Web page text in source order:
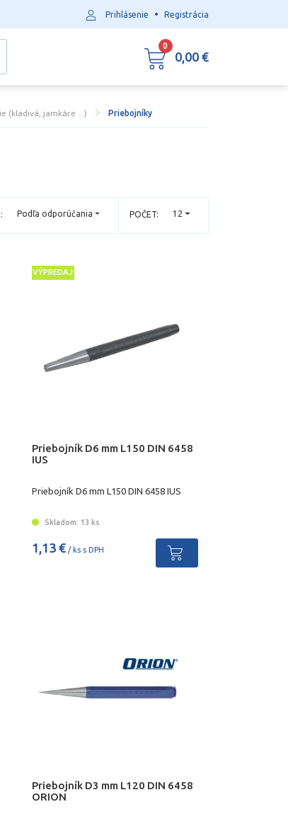
(kladivá, jamkáre ...) Priebojníky
POČET: 12
Podľa odporúčania
VÝPREDAJ
Priebojník D6 mm L150 DIN 6458
IUS
Priebojník D6 mm L150 DIN 6458 IUS
Skladom: 13 ks
1,13 €/ ks s DPH
Priebojník D3 mm L120 DIN 6458
ORION
Prihlásenie • Registrácia
0
0,00 €